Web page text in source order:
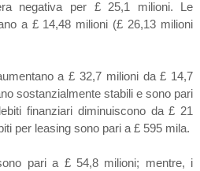
negativa per £ 25,1 milioni. Le
a £ 14,48 milioni (£ 26,13 milioni
a £ 32,7 milioni da £ 14,7
sostanzialmente stabili e sono pari
finanziari diminuiscono da £ 21
per leasing sono pari a £ 595 mila.
pari a £ 54,8 milioni; mentre, i